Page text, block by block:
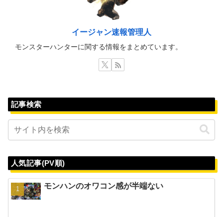
イージャン速報管理人
モンスターハンターに関する情報をまとめています。
記事検索
人気記事(PV順)
モンハンのオワコン感が半端ない